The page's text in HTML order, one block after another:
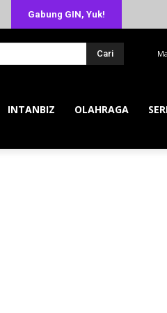
Gabung GIN, Yuk!
Cari
INTANBIZ OLAHRAGA